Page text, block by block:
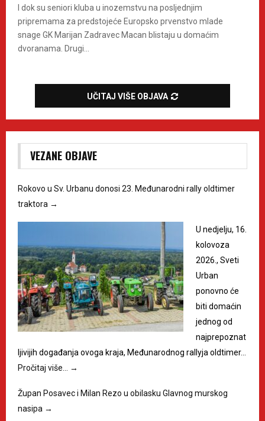
I dok su seniori kluba u inozemstvu na posljednjim
pripremama za predstojeće Europsko prvenstvo mlade
snage GK Marijan Zadravec Macan blistaju u domaćim
dvoranama. Drugi...
UČITAJ VIŠE OBJAVA
VEZANE OBJAVE
Rokovo u Sv. Urbanu donosi 23. Međunarodni rally oldtimer
traktora →
U nedjelju, 16.
kolovoza
2026., Sveti
Urban
ponovno će
biti domaćin
jednog od
najprepoznat
ljivijih događanja ovoga kraja, Međunarodnog rallyja oldtimer…
Pročitaj više…
→
Župan Posavec i Milan Rezo u obilasku Glavnog murskog
nasipa →